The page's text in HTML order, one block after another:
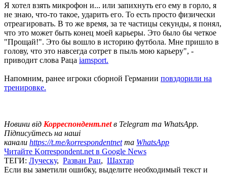
Я хотел взять микрофон и... или запихнуть его ему в горло, я
не знаю, что-то такое, ударить его. То есть просто физически
отреагировать. В то же время, за те частицы секунды, я понял,
что это может быть конец моей карьеры. Это было бы четкое
"Прощай!". Это бы вошло в историю футбола. Мне пришло в
голову, что это навсегда сотрет в пыль мою карьеру", -
приводит слова Раца iamsport.
Напомним, ранее игроки сборной Германии повздорили на
тренировке.
Новини від Корреспондент.netв Telegram та WhatsApp.
Підписуйтесь на наші
канали https://t.me/korrespondentnetта WhatsApp
Читайте Korrespondent.net в Google News
ТЕГИ: Луческу, Разван Рац, Шахтар
Если вы заметили ошибку, выделите необходимый текст и